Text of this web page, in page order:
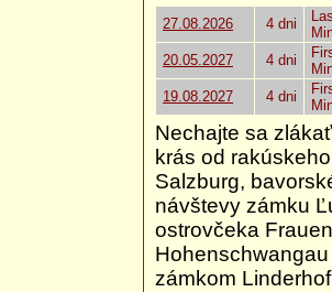
27.08.2026 4 dni
20.05.2027
4 dni
19.08.2027
4 dni
Nechajte sa
krás od
Salzburg,
návštevy zámku
ostrovčeka
zámkom